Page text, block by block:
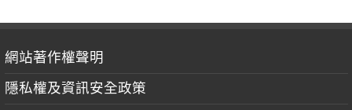
網站著作權聲明
隱私權及資訊安全政策